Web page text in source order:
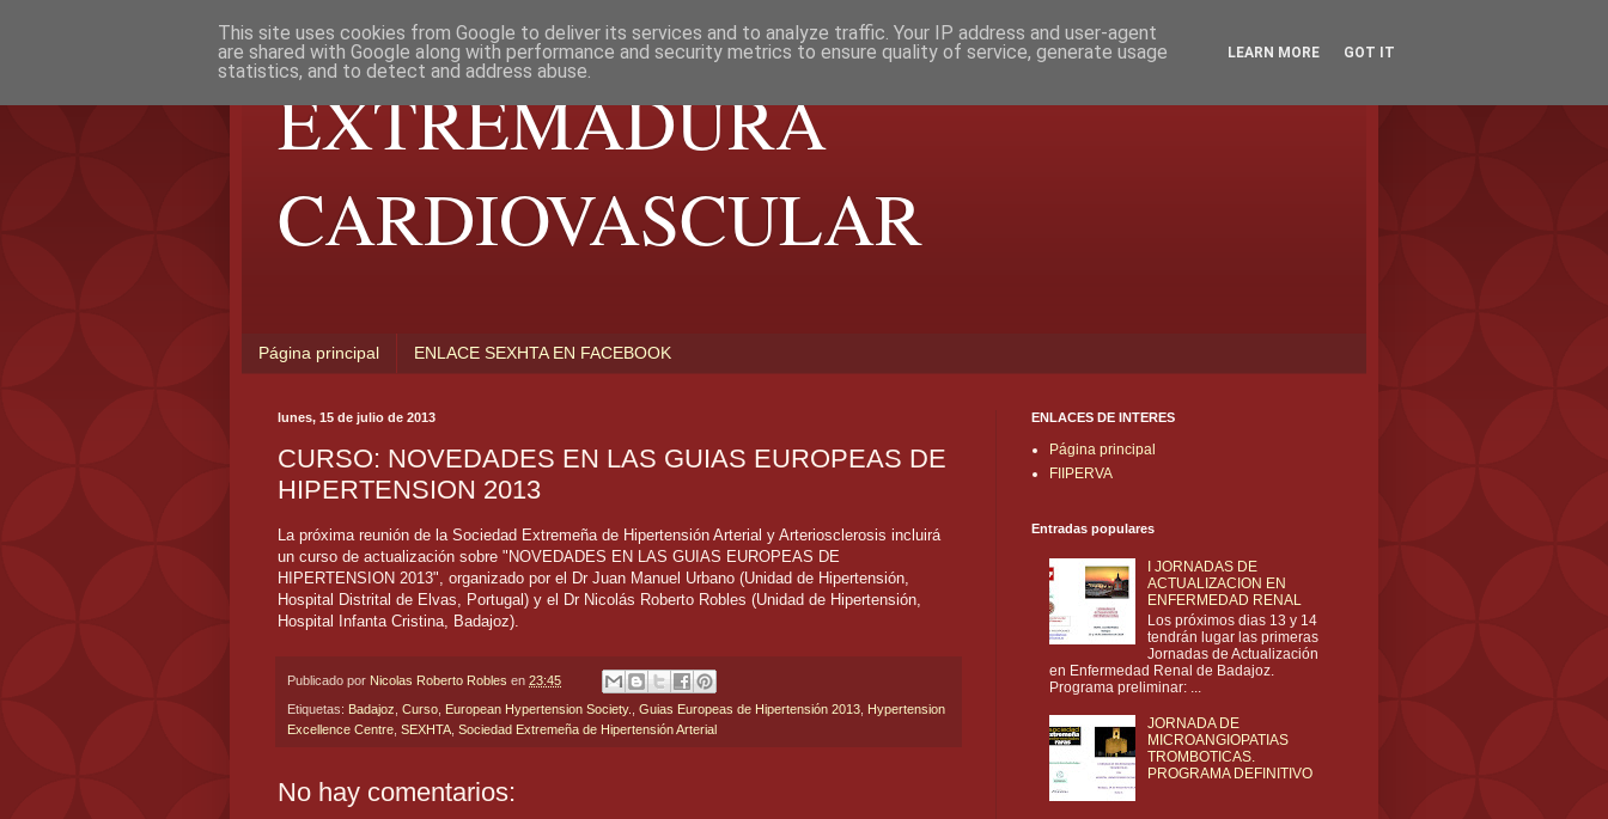
EXTREMADURA
CARDIOVASCULAR
Página principal ENLACE SEXHTA EN FACEBOOK
lunes, 15 de julio de 2013
CURSO: NOVEDADES EN LAS GUIAS EUROPEAS DE
HIPERTENSION 2013
La próxima reunión de la Sociedad Extremeña de Hipertensión Arterial y Arteriosclerosis incluirá
un curso de actualización sobre "NOVEDADES EN LAS GUIAS EUROPEAS DE
HIPERTENSION 2013", organizado por el Dr Juan Manuel Urbano (Unidad de Hipertensión,
Hospital Distrital de Elvas, Portugal) y el Dr Nicolás Roberto Robles (Unidad de Hipertensión,
Hospital Infanta Cristina, Badajoz).
Publicado por Nicolas Roberto Robles en 23:45
Etiquetas: Badajoz Curso European Hypertension Society. Guias Europeas de Hipertensión 2013 Hypertension
Excellence Centre SEXHTA Sociedad Extremeña de Hipertensión Arterial
No hay comentarios:
ENLACES DE INTERES
Página principal
FIIPERVA
Entradas populares
I JORNADAS DE
ACTUALIZACION EN
ENFERMEDAD RENAL
Los próximos dias 13 y 14
tendrán lugar las primeras
Jornadas de Actualización
en Enfermedad Renal de Badajoz.
Programa preliminar: ...
JORNADA DE
MICROANGIOPATIAS
TROMBOTICAS.
PROGRAMA DEFINITIVO
This site uses cookies from Google to deliver its services and to analyze traffic. Your IP address and user-agent
are shared with Google along with performance and security metrics to ensure quality of service, generate usage
statistics, and to detect and address abuse.
LEARN MORE GOT IT